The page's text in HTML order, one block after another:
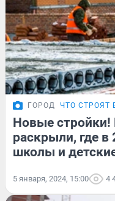
ГОРОД ЧТО СТРОЯТ
Новые стройки!
раскрыли, где в
школы и
5 января, 2024, 15:00 4